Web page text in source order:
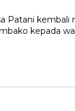
Patani
kepada